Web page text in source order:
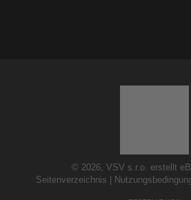
© 2026, VSV s.r.o. erstellt
Seitenverzeichnis